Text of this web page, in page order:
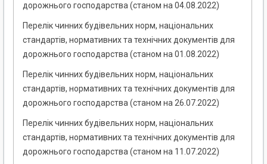
дорожнього господарства (станом на 04.08.2022)
Перелік чинних будівельних норм, національних
стандартів, нормативних та технічних документів для
дорожнього господарства (станом на 01.08.2022)
Перелік чинних будівельних норм, національних
стандартів, нормативних та технічних документів для
дорожнього господарства (станом на 26.07.2022)
Перелік чинних будівельних норм, національних
стандартів, нормативних та технічних документів для
дорожнього господарства (станом на 11.07.2022)